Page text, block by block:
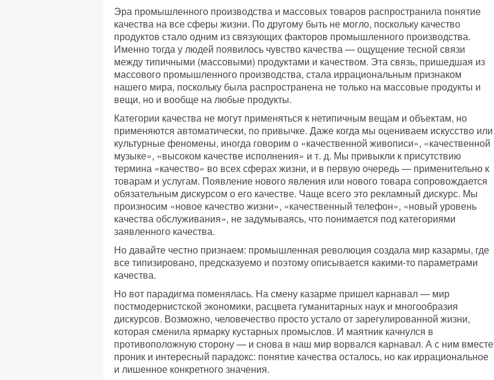
Эра промышленного производства и массовых товаров распространила понятие
качества на все сферы жизни. По другому быть не могло, поскольку качество
продуктов стало одним из связующих факторов промышленного производства.
Именно тогда у людей появилось чувство качества — ощущение тесной связи
между типичными (массовыми) продуктами и качеством. Эта связь, пришедшая из
массового промышленного производства, стала иррациональным признаком
нашего мира, поскольку была распространена не только на массовые продукты и
вещи, но и вообще на любые продукты.
Категории качества не могут применяться к нетипичным вещам и объектам, но
применяются автоматически, по привычке. Даже когда мы оцениваем искусство или
культурные феномены, иногда говорим о «качественной живописи», «качественной
музыке», «высоком качестве исполнения» и т. д. Мы привыкли к присутствию
термина «качество» во всех сферах жизни, и в первую очередь — применительно к
товарам и услугам. Появление нового явления или нового товара сопровождается
обязательным дискурсом о его качестве. Чаще всего это рекламный дискурс. Мы
произносим «новое качество жизни», «качественный телефон», «новый уровень
качества обслуживания», не задумываясь, что понимается под категориями
заявленного качества.
Но давайте честно признаем: промышленная революция создала мир казармы, где
все типизировано, предсказуемо и поэтому описывается какими-то параметрами
качества.
Но вот парадигма поменялась. На смену казарме пришел карнавал — мир
постмодернистской экономики, расцвета гуманитарных наук и многообразия
дискурсов. Возможно, человечество просто устало от зарегулированной жизни,
которая сменила ярмарку кустарных промыслов. И маятник качнулся в
противоположную сторону — и снова в наш мир ворвался карнавал. А с ним вместе
проник и интересный парадокс: понятие качества осталось, но как иррациональное
и лишенное конкретного значения.